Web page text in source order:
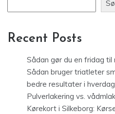
Recent Posts
Sådan gør du en fridag
Sådan bruger triatleter
bedre resultater i
Pulverlakering vs.
Kørekort i Silkeborg: